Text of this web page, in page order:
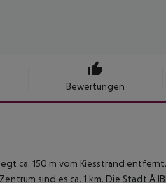
Bewertungen
ca. 150 m vom Kiesstrand
sind es ca. 1 km. Die Stadt Å